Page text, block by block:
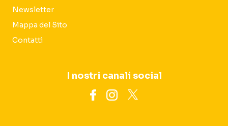
Newsletter
Mappa del Sito
Contatti
I nostri canali social